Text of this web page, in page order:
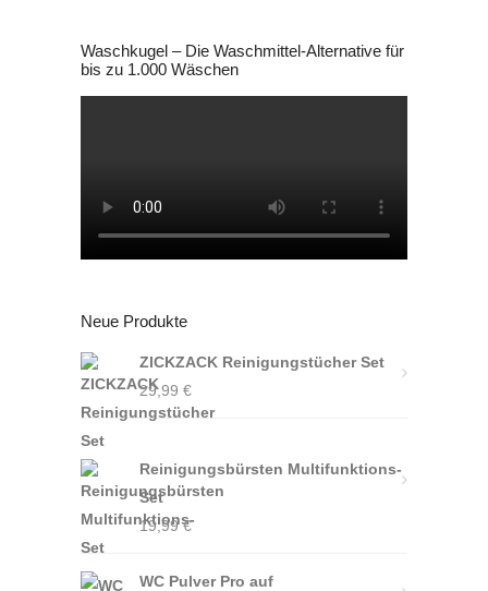
Waschkugel – Die Waschmittel-Alternative für
bis zu 1.000 Wäschen
Neue Produkte
ZICKZACK Reinigungstücher Set
29,99 €
Reinigungsbürsten Multifunktions-
Set
19,99€
WC Pulver Pro auf